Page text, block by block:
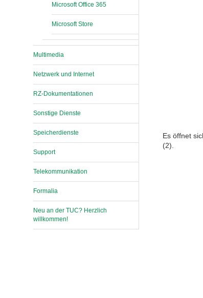
Microsoft Office 365
Microsoft Store
Multimedia
Netzwerk und Internet
RZ-Dokumentationen
Sonstige Dienste
Speicherdienste
Support
Telekommunikation
Formalia
Neu an der TUC? Herzlich
willkommen!
Es öffnet
(2).